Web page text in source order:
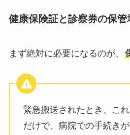
健康保険証と診察券の保管
まず絶対に必要になるのが、
緊急搬送されたとき、こ
だけで、病院での手続き